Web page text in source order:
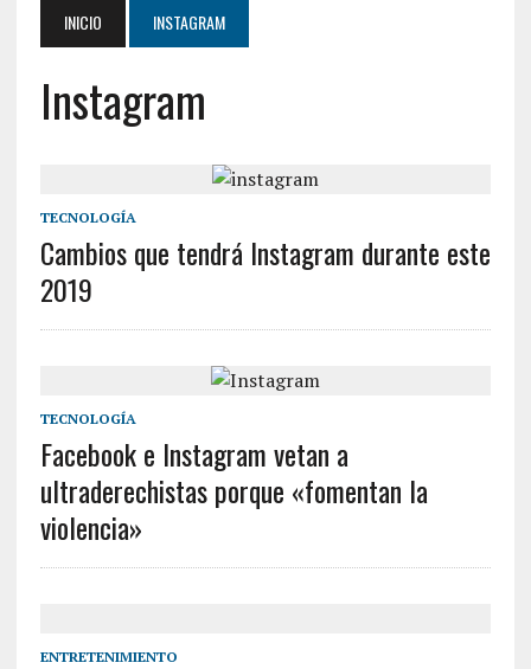
INICIO INSTAGRAM
Instagram
TECNOLOGÍA
Cambios que tendrá Instagram durante este
2019
TECNOLOGÍA
Facebook e Instagram vetan a
ultraderechistas porque «fomentan la
violencia»
ENTRETENIMIENTO